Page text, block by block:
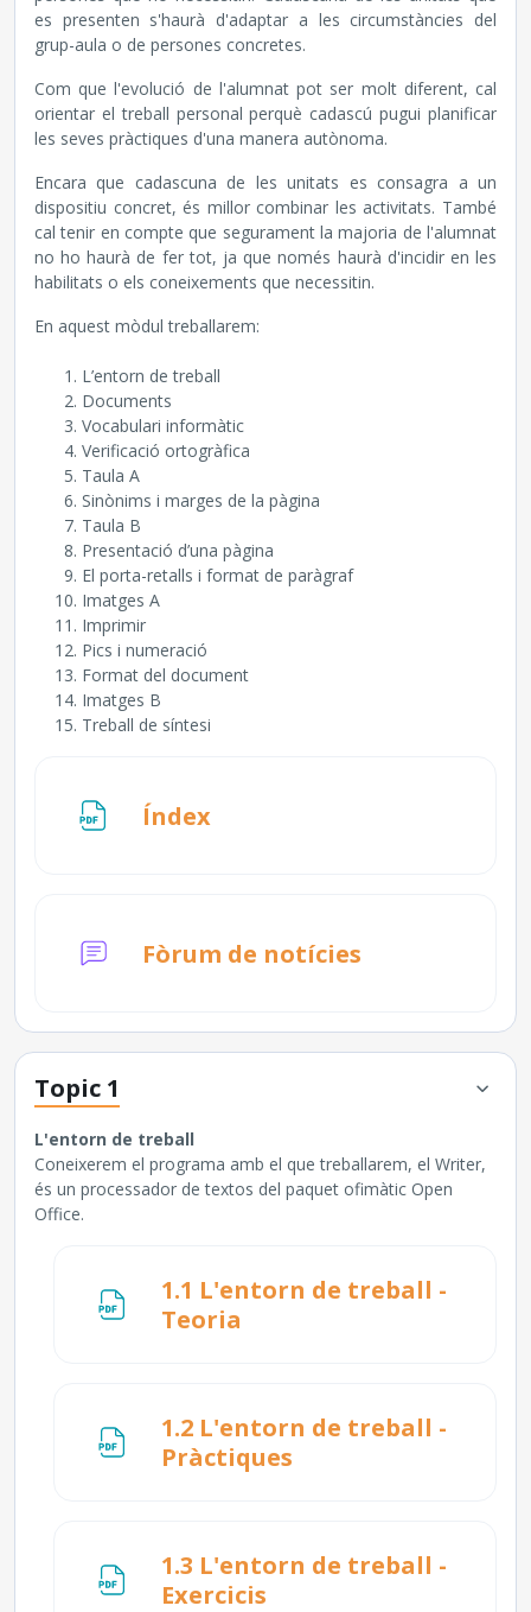
es presenten s'haurà d'adaptar a les circumstàncies del
grup-aula o de persones concretes.
Com que l'evolució de l'alumnat pot ser molt diferent, cal
orientar el treball personal perquè cadascú pugui planificar
les seves pràctiques d'una manera autònoma.
Encara que cadascuna de les unitats es consagra a un
dispositiu concret, és millor combinar les activitats. També
cal tenir en compte que segurament la majoria de l'alumnat
no ho haurà de fer tot, ja que només haurà d'incidir en les
habilitats o els coneixements que necessitin.
En aquest mòdul treballarem:
L’entorn de treball
Documents
Vocabulari informàtic
Verificació ortogràfica
Taula A
Sinònims i marges de la pàgina
Taula B
Presentació d’una pàgina
El porta-retalls i format de paràgraf
Imatges A
Imprimir
Pics i numeració
Format del document
Imatges B
Treball de síntesi
Índex
Fòrum de notícies
Topic 1
L'entorn de treball
Coneixerem el programa amb el que treballarem, el Writer,
és un processador de textos del paquet ofimàtic Open
Office.
1.1 L'entorn de treball -
Teoria
1.2 L'entorn de treball -
Pràctiques
1.3 L'entorn de treball -
Exercicis